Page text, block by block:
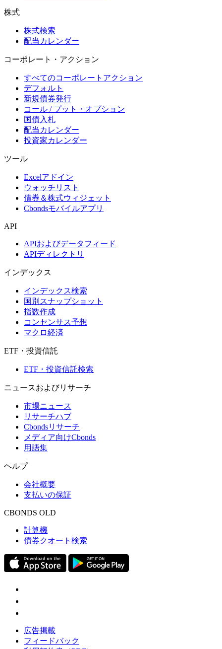
株式
株式検索
配当カレンダー
コーポレート・アクション
すべてのコーポレートアクション
デフォルト
新規債券発行
コール / プット・オプション
国債入札
配当カレンダー
投資家カレンダー
ツール
Excelアドイン
ウォッチリスト
債券＆株式ウィジェット
Cbondsモバイルアプリ
API
APIおよびデータフィード
APIディレクトリ
インデックス
インデックス検索
国別スナップショット
指数作成
コンセンサス予想
マクロ経済
ETF・投資信託
ETF・投資信託検索
ニュースおよびリサーチ
市場ニュース
リサーチハブ
Cbondsリサーチ
メディア向けCbonds
用語集
ヘルプ
会社概要
支払いの保証
CBONDS OLD
計算機
債券クオート検索
広告掲載
フィードバック